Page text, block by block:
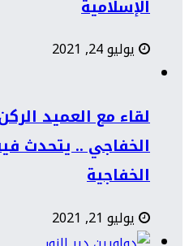
الإسلامية
يوليو 24, 2021
لقاء مع العميد
الخفاجي .. يتحدث
الخفاجية
يوليو 21, 2021